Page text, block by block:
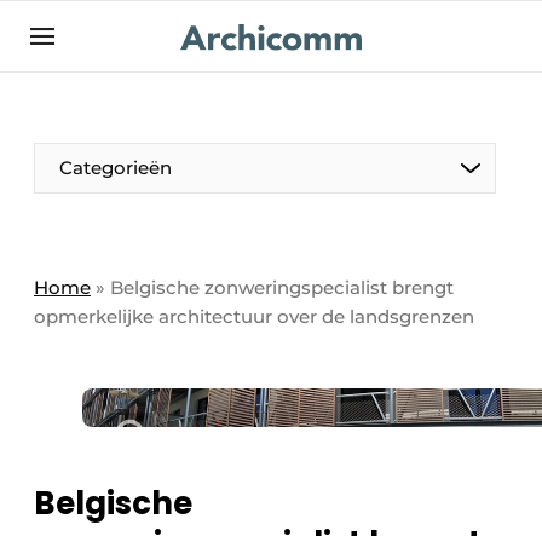
NL be-FR
Categorieën
Home » Belgische zonweringspecialist brengt
opmerkelijke architectuur over de landsgrenzen
Belgische